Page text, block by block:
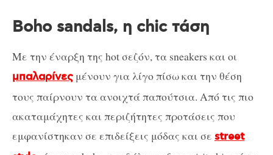
Boho sandals, η chic τάση
Με την έναρξη της hot σεζόν, τα sneakers και οι
μπαλαρίνες μένουν για λίγο πίσω και την θέση
τους παίρνουν τα ανοιχτά παπούτσια. Από τις πιο
ακαταμάχητες και περιζήτητες προτάσεις που
εμφανίστηκαν σε επιδείξεις μόδας και σε street